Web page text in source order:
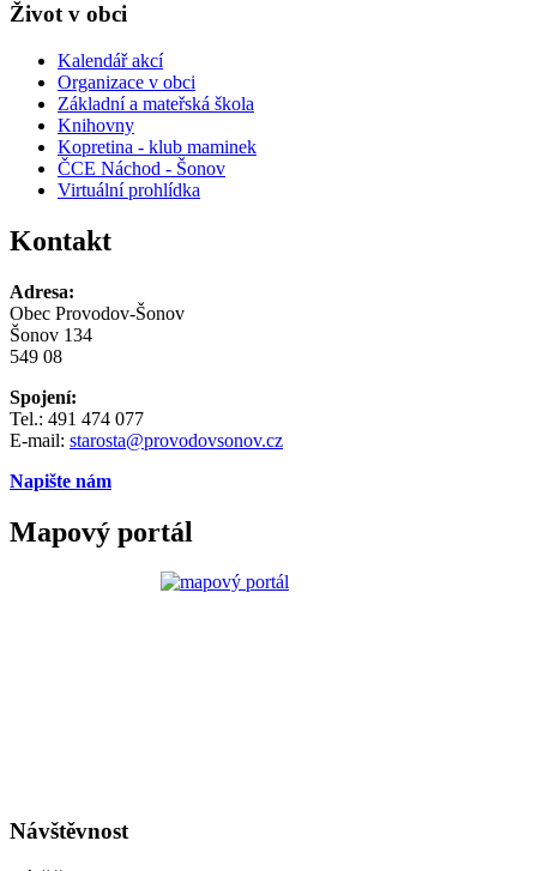
Život v obci
Kalendář akcí
Organizace v obci
Základní a mateřská škola
Knihovny
Kopretina - klub maminek
ČCE Náchod - Šonov
Virtuální prohlídka
Kontakt
Adresa:
Obec Provodov-Šonov
Šonov 134
549 08
Spojení:
Tel.: 491 474 077
E-mail: starosta@provodovsonov.cz
Napište nám
Mapový portál
Návštěvnost